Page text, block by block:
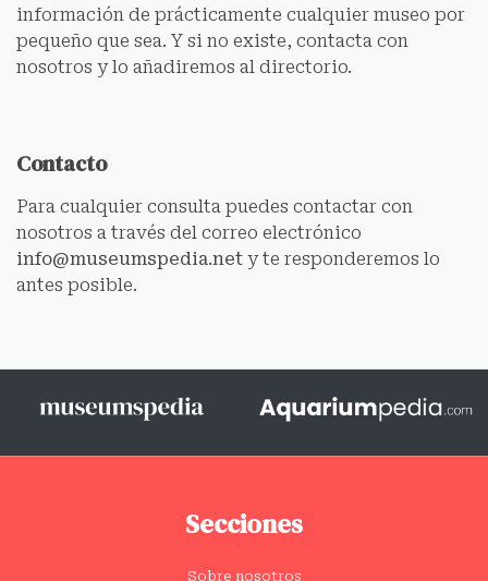
información de prácticamente cualquier museo por
pequeño que sea. Y si no existe, contacta con
nosotros y lo añadiremos al directorio.
Contacto
Para cualquier consulta puedes contactar con
nosotros a través del correo electrónico
info@museumspedia.net y te responderemos lo
antes posible.
Secciones
Sobre nosotros